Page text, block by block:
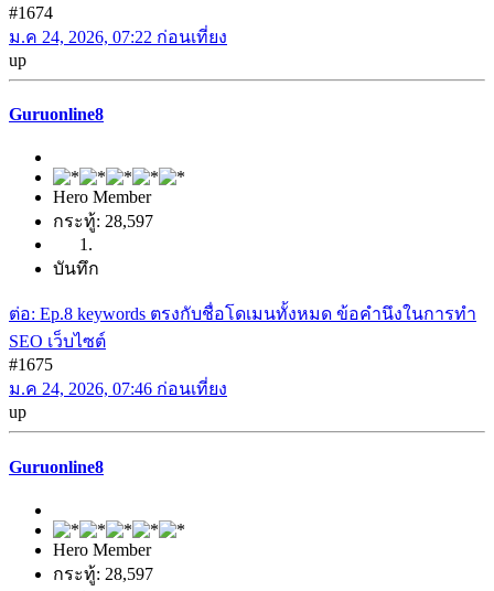
#1674
ม.ค 24, 2026, 07:22 ก่อนเที่ยง
up
Guruonline8
Hero Member
กระทู้: 28,597
บันทึก
ต่อ: Ep.8 keywords ตรงกับชื่อโดเมนทั้งหมด ข้อคำนึงในการทำ
SEO เว็บไซต์
#1675
ม.ค 24, 2026, 07:46 ก่อนเที่ยง
up
Guruonline8
Hero Member
กระทู้: 28,597